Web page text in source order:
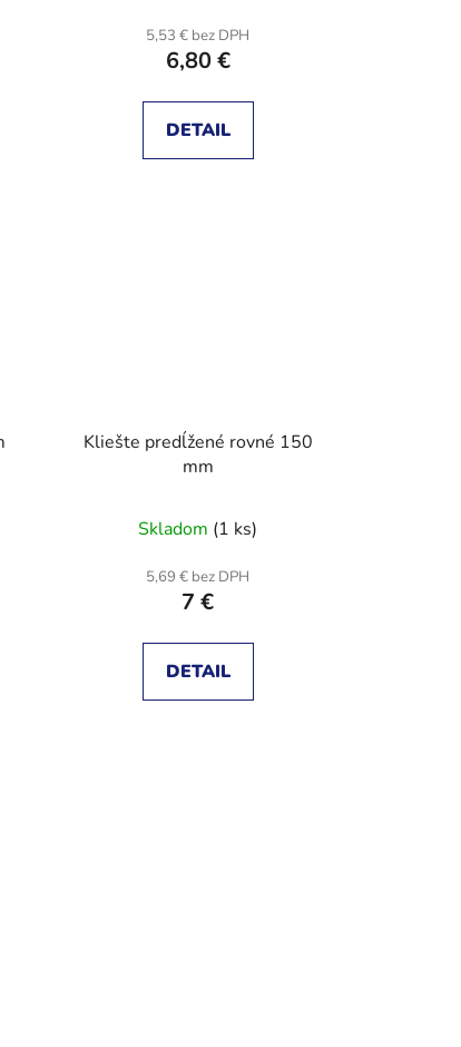
5,53 € bez DPH
6,80 €
DETAIL
Kliešte predĺžené rovné 150
mm
Skladom (1 ks)
5,69 € bez DPH
7 €
DETAIL